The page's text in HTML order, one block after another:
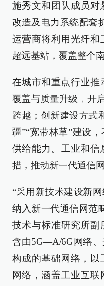
施秀文和团队成员对
改造及电力系统配套
运营商将利用光纤和
超远基站，覆盖整个
在城市和重点行业
覆盖与质量升级，开
跨越；创新建设方式
疆”“宽带林草”建设
供给能力。工业和信
措，推动新一代通信网
“采用新技术建设新
纳入新一代通信网范
技术与标准研究所副
含由5G—A/6G网络
构成的基础网络，以
网络，涵盖工业互联